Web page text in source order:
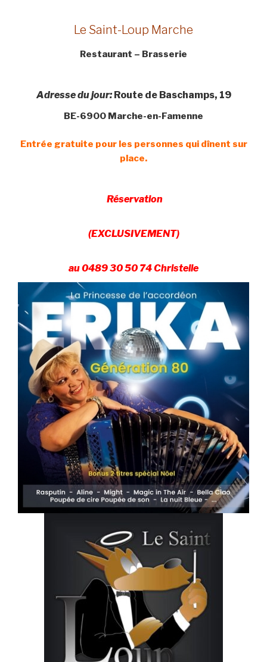
Le Saint-Loup Marche
Restaurant – Brasserie
Adresse du jour: Route de Baschamps, 19
BE-6900 Marche-en-Famenne
Entrée gratuite pour les personnes qui dînent sur
place.
Réservation
(EXCLUSIVEMENT)
au0489 30 50 74 Christelle